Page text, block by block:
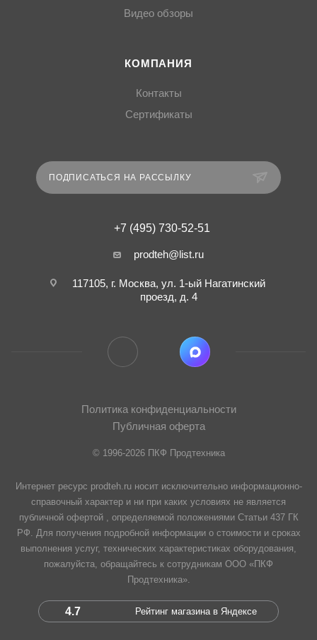
Видео обзоры
КОМПАНИЯ
Контакты
Сертификаты
ПОДПИСАТЬСЯ НА РАССЫЛКУ
+7 (495) 730-52-51
prodteh@list.ru
117105, г. Москва, ул. 1-ый Нагатинский
проезд, д. 4
Политика конфиденциальности
Публичная оферта
© 1996-2026 ПКФ Продтехника
Интернет ресурс prodteh.ru носит исключительно информационно-
справочный характер и ни при каких условиях не является
публичной офертой , определяемой положениями Статьи 437 ГК
РФ. Для получения подробной информации о стоимости и сроках
выполнения услуг, технических характеристиках оборудования,
пожалуйста, обращайтесь к сотрудникам ООО «ПКФ
Продтехника».
4.7 Рейтинг магазина в Яндексе